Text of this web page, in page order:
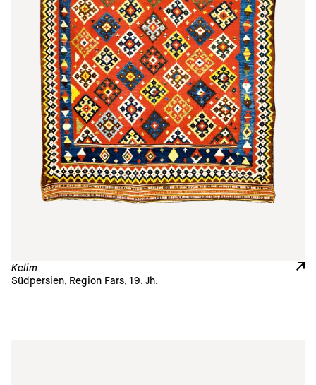
Kelim
Südpersien, Region Fars, 19. Jh.